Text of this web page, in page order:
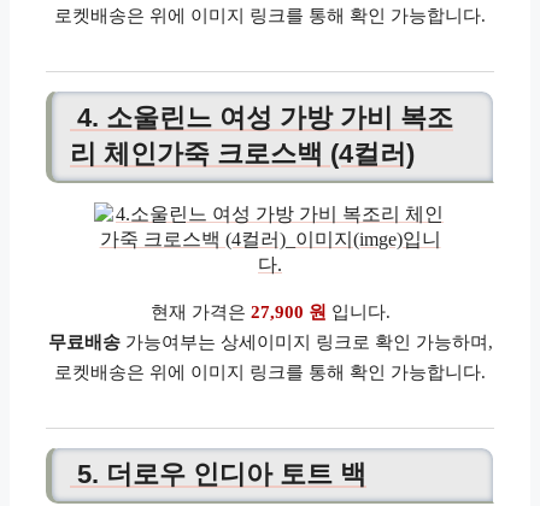
로켓배송은 위에 이미지 링크를 통해 확인 가능합니다.
4. 소울린느 여성 가방 가비 복조
리 체인가죽 크로스백 (4컬러)
현재 가격은 27,900 원 입니다.
무료배송가능여부는 상세이미지 링크로 확인 가능하며,
로켓배송은 위에 이미지 링크를 통해 확인 가능합니다.
5. 더로우 인디아 토트 백